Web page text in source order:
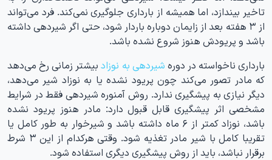
تاخیر بیندازد، اما همیشه از بارداری جلوگیری نمی‌کند. فرد می‌تواند
از ۳ هفته بعد از زایمان دوباره باردار شود، حتی اگر شیردهی داشته
باشد و پریودش هنوز شروع نشده باشد.
بارداری ناخواسته در دوره شیردهی به نوزادبیشتر زمانی رخ می‌دهد
که مادر تصور می‌کند چون پریود نشده یا به نوزاد شیر می‌دهد،
دیگر نیازی به پیشگیری ندارد. روش آمنوره شیردهی فقط در شرایط
مشخصی اثر پیشگیری قابل قبول دارد: مادر هنوز پریود نشده
باشد، نوزاد کمتر از ۶ ماه داشته باشد و شیرخوار به طور کامل یا
تقریبا کامل با شیر مادر تغذیه شود. وقتی هرکدام از این ۳ شرط
برقرار نباشد، باید از روش پیشگیری دیگری استفاده شود.